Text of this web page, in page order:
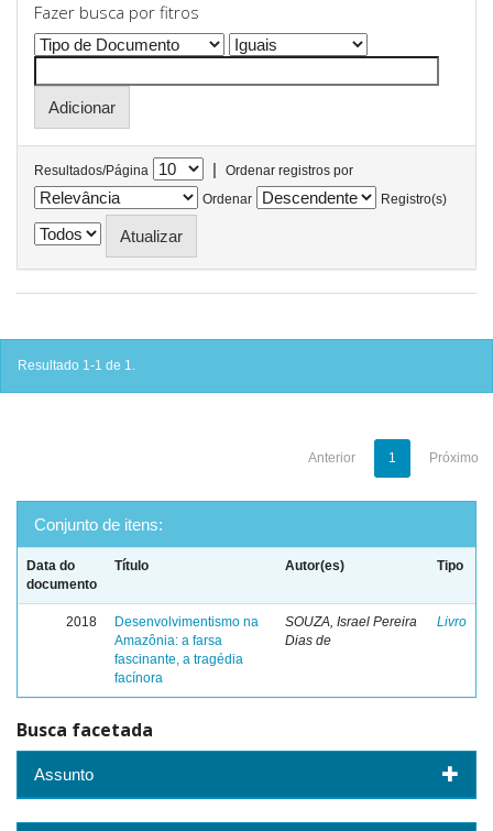
Fazer busca por fitros
Resultados/Página |
Ordenar registros por
Ordenar
Registro(s)
Resultado 1-1 de 1.
Anterior 1 Próximo
Conjunto de itens:
Data do
documento
Título Autor(es) Tipo
2018
Desenvolvimentismo na
Amazônia: a farsa
fascinante, a tragédia
facínora
SOUZA, Israel Pereira
Dias de
Livro
Busca facetada
Assunto